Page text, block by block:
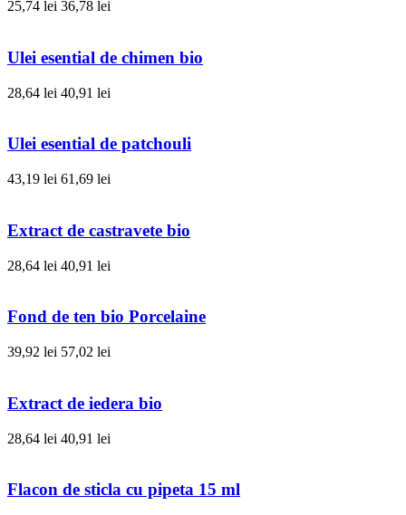
25,74 lei 36,78 lei
Ulei esential de chimen bio
28,64 lei 40,91 lei
Ulei esential de patchouli
43,19 lei 61,69 lei
Extract de castravete bio
28,64 lei 40,91 lei
Fond de ten bio Porcelaine
39,92 lei 57,02 lei
Extract de iedera bio
28,64 lei 40,91 lei
Flacon de sticla cu pipeta 15 ml